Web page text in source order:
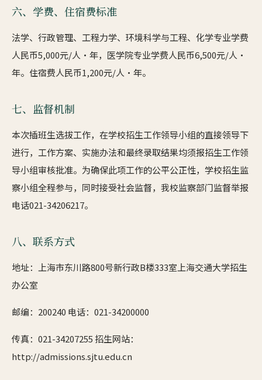
六、学费、住宿费标准
法学、行政管理、工程力学、环境科学与工程、化学专业学费
人民币5,000元/人·年，医学院专业学费人民币6,500元/人·
年。住宿费人民币1,200元/人·年。
七、监督机制
本次插班生选拔工作，在学校招生工作领导小组的直接领导下
进行，工作方案、实施办法和最终录取结果均须报招生工作领
导小组审核批准。为确保此项工作的公平公正性，学校招生监
察小组全程参与，同时接受社会监督，我校监察部门监督举报
电话021-34206217。
八、联系方式
地址：上海市东川路800号新行政B楼333室上海交通大学招生
办公室
邮编：200240 电话：021-34200000
传真：021-34207255 招生网站：
http://admissions.sjtu.edu.cn